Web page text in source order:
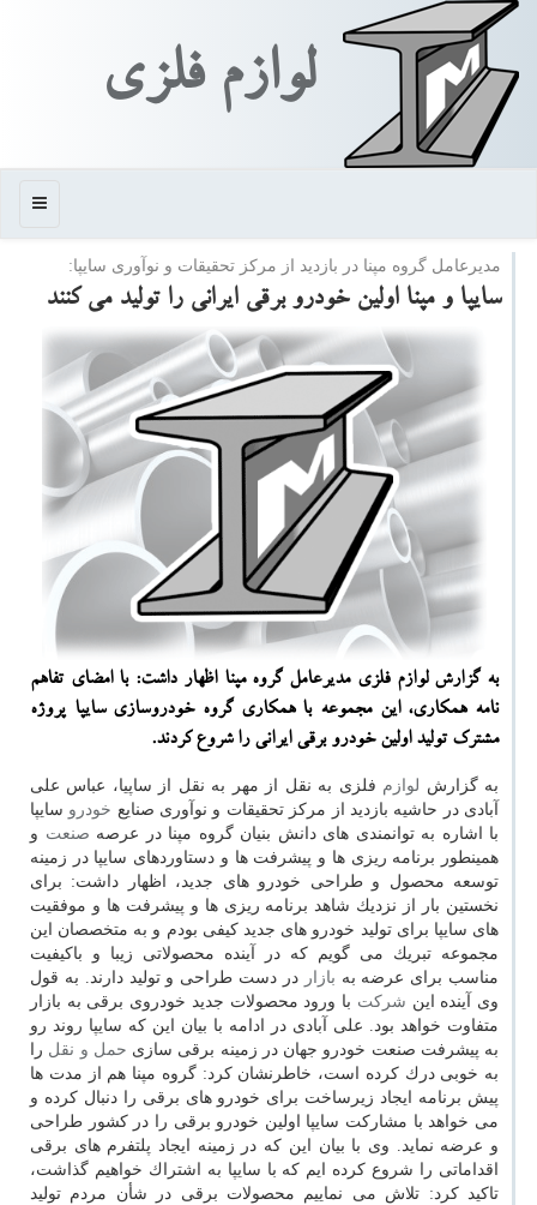
لوازم فلزی
منو
مدیرعامل گروه مپنا در بازدید از مركز تحقیقات و نوآوری سایپا:
سایپا و مپنا اولین خودرو برقی ایرانی را تولید می كنند
به گزارش لوازم فلزی مدیرعامل گروه مپنا اظهار داشت: با امضای تفاهم
نامه همكاری، این مجموعه با همكاری گروه خودروسازی سایپا پروژه
مشترك تولید اولین خودرو برقی ایرانی را شروع كردند.
به گزارش لوازم فلزی به نقل از مهر به نقل از ساپیا، عباس علی
آبادی در حاشیه بازدید از مركز تحقیقات و نوآوری صنایع خودرو سایپا
با اشاره به توانمندی های دانش بنیان گروه مپنا در عرصه صنعت و
همینطور برنامه ریزی ها و پیشرفت ها و دستاوردهای سایپا در زمینه
توسعه محصول و طراحی خودرو های جدید، اظهار داشت: برای
نخستین بار از نزدیك شاهد برنامه ریزی ها و پیشرفت ها و موفقیت
های سایپا برای تولید خودرو های جدید كیفی بودم و به متخصصان این
مجموعه تبریك می گویم كه در آینده محصولاتی زیبا و باكیفیت
مناسب برای عرضه به بازار در دست طراحی و تولید دارند. به قول
وی آینده این شركت با ورود محصولات جدید خودروی برقی به بازار
متفاوت خواهد بود. علی آبادی در ادامه با بیان این كه سایپا روند رو
به پیشرفت صنعت خودرو جهان در زمینه برقی سازی حمل و نقل را
به خوبی درك كرده است، خاطرنشان كرد: گروه مپنا هم از مدت ها
پیش برنامه ایجاد زیرساخت برای خودرو های برقی را دنبال كرده و
می خواهد با مشاركت سایپا اولین خودرو برقی را در كشور طراحی
و عرضه نماید. وی با بیان این كه در زمینه ایجاد پلتفرم های برقی
اقداماتی را شروع كرده ایم كه با سایپا به اشتراك خواهیم گذاشت،
تاكید كرد: تلاش می نماییم محصولات برقی در شأن مردم تولید